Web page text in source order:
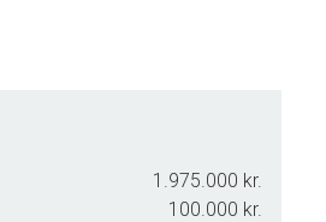
1.975.000 kr.
100.000 kr.